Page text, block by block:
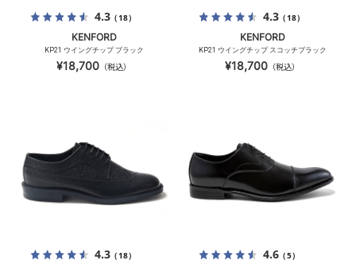
4.3（18）
KENFORD
KP21 ウイングチップ ブラック
¥18,700 （税込）
4.3（18）
KENFORD
KP21 ウイングチップ スコッチブラック
¥18,700 （税込）
4.3（18） 4.6（5）